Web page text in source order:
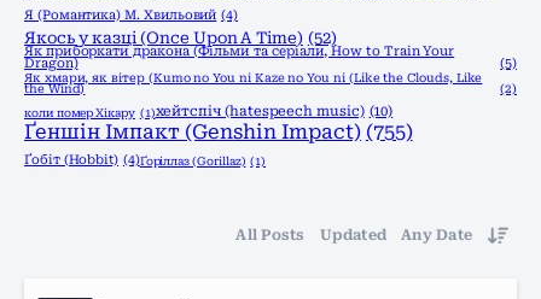
Я (Романтика) М. Хвильовий (4)
Якось у казці (Once Upon A Time) (52)
Як приборкати дракона (Фільми та серіали, How to Train Your
Dragon) (5)
Як хмари, як вітер (Kumo no You ni Kaze no You ni (Like the Clouds, Like
the Wind)
(2)
коли помер Хікару (1)хейтспіч (hatespeech music) (10)
Ґеншін Імпакт (Genshin Impact) (755)
Ґобіт (Hobbit) (4)Ґоріллаз (Gorillaz) (1)
All Posts Updated Any Date